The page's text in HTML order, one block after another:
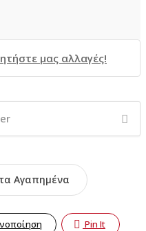
μας αλλαγές!
Αγαπημένα
Pin It